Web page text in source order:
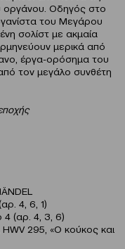
οργάνου. Οδηγός στο
του Μεγάρου
σολίστ με ακμαία
μερικά από
έργα-ορόσημα του
τον μεγάλο συνθέτη
4, 6, 1)
4 (αρ. 4, 3, 6)
295, «Ο κούκος και